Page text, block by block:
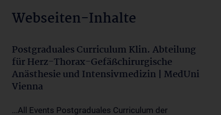
Webseiten-Inhalte
Postgraduales Curriculum Klin. Abteilung
für Herz-Thorax-Gefäßchirurgische
Anästhesie und Intensivmedizin | MedUni
Vienna
...All Events Postgraduales Curriculum der